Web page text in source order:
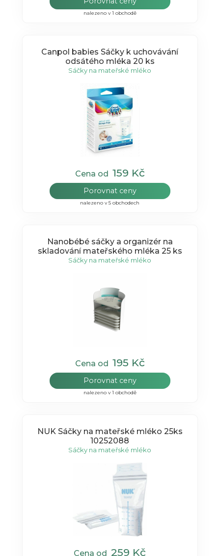
nalezeno v 1 obchodě
Canpol babies Sáčky k uchovávání
odsátého mléka 20 ks
Sáčky na mateřské mléko
Cena od 159 Kč
Porovnat ceny
nalezeno v 5 obchodech
Nanobébé sáčky a organizér na
skladování mateřského mléka 25 ks
Sáčky na mateřské mléko
Cena od 195 Kč
Porovnat ceny
nalezeno v 1 obchodě
NUK Sáčky na mateřské mléko 25ks
10252088
Sáčky na mateřské mléko
Cena od259 Kč